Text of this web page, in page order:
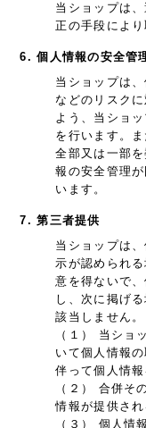
当ショップは
正の手段により
6. 個人情報の安全管
当ショップは
などのリスク
よう、当ショ
を行います。
全部又は一部
報の安全管理
います。
7. 第三者提供
当ショップは
示が認められ
意を得ないで
し、次に掲げ
該当しません。
（１） 当ショ
いて個人情報
伴って個人情
（２） 合併そ
情報が提供さ
（３） 個人情